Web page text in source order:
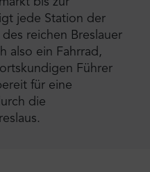
jede Station der
des reichen Breslauer
also ein Fahrrad,
Führer
für eine
die